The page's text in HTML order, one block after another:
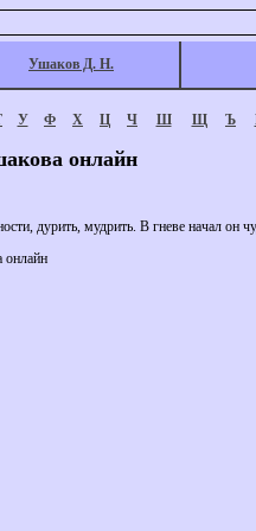
Ушаков Д. Н.
У Ф Х Ц Ч Ш Щ Ъ
онлайн
дурить, мудрить. В гневе начал он